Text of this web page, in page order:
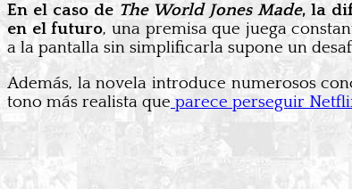
En el caso de The World Jones Made, la
en el futuro, una premisa que juega
a la pantalla sin simplificarla supone un
Además, la novela introduce numerosos
tono más realista queparece perseguir